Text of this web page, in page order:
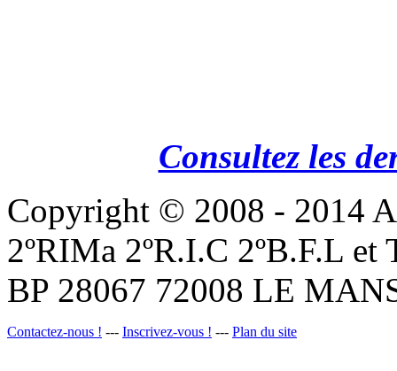
Consultez les
Copyright © 2008 - 2014
2ºRIMa 2ºR.I.C 2ºB.F.L
BP 28067 72008 LE
Contactez-nous ! --- Inscrivez-vous ! --- Plan du site